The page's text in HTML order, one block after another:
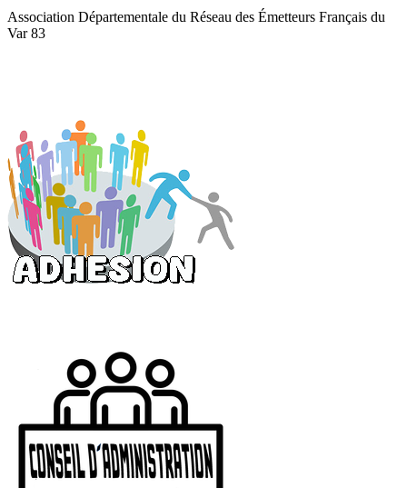
Association Départementale du Réseau des Émetteurs Français du
Var 83